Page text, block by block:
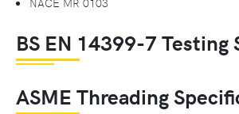
BS EN 14399-7 Testing
ASME Threading